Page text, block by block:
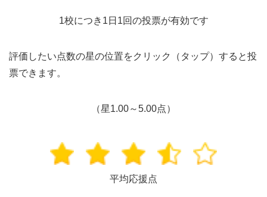
1校につき1日1回の投票が有効です
評価したい点数の星の位置をクリック（タップ）すると投
票できます。
（星1.00～5.00点）
平均応援点